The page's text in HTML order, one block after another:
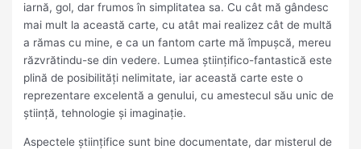
iarnă, gol, dar frumos în simplitatea sa. Cu cât mă gândesc
mai mult la această carte, cu atât mai realizez cât de multă
a rămas cu mine, e ca un fantom carte mă împușcă, mereu
răzvrătindu-se din vedere. Lumea științifico-fantastică este
plină de posibilități nelimitate, iar această carte este o
reprezentare excelentă a genului, cu amestecul său unic de
știință, tehnologie și imaginație.
Aspectele științifice sunt bine documentate, dar misterul de